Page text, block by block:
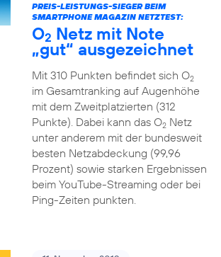
PREIS-LEISTUNGS-SIEGER BEIM
SMARTPHONE MAGAZIN NETZTEST:
O2 Netz mit Note
„gut“ ausgezeichnet
Mit 310 Punkten befindet sich O2
im Gesamtranking auf Augenhöhe
mit dem Zweitplatzierten (312
Punkte). Dabei kann das O2Netz
unter anderem mit der bundesweit
besten Netzabdeckung (99,96
Prozent) sowie starken Ergebnissen
beim YouTube-Streaming oder bei
Ping-Zeiten punkten.